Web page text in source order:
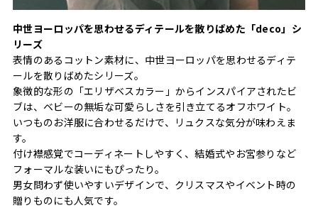
中世ヨーロッパを思わせるディテールを散りばめた「deco」シ
リーズ
表情のあるコットン素材に、中世ヨーロッパを思わせるディテ
ールを散りばめたシリーズ。
象徴的な形の「エリザベスカラー」からインスパイアされたビ
ブは、ベビーの無垢な可愛らしさを引き立てるオフホワイト。
いつものお洋服に合わせるだけで、リュクスな気分が味わえま
す。
付け襟感覚でコーディネートしやすく、結婚式やお宮参りなど
フォーマルな装いにもぴったり。
男女問わず使いやすいデザインで、クリスマスやイベント時の
贈りものにも人気です。